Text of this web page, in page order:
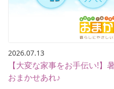
2026.07.13
【大変な家事をお手伝い!】
おまかせあれ♪